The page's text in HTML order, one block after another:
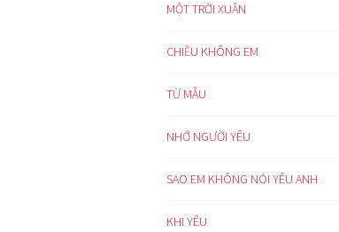
MỘT TRỜI XUÂN
CHIỀU KHÔNG EM
TỪ MẪU
NHỚ NGƯỜI YÊU
SAO EM KHÔNG NÓI YÊU ANH
KHI YÊU